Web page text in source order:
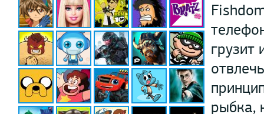
грузит
рыбка,